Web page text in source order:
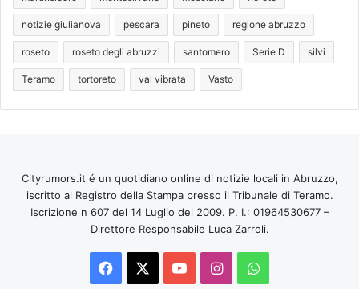
notizie giulianova pescara pineto regione abruzzo
roseto roseto degli abruzzi santomero Serie D silvi
Teramo tortoreto val vibrata Vasto
Cityrumors.it é un quotidiano online di notizie locali in Abruzzo,
iscritto al Registro della Stampa presso il Tribunale di Teramo.
Iscrizione n 607 del 14 Luglio del 2009. P. I.: 01964530677 –
Direttore Responsabile Luca Zarroli.
Facebook You InstagramWhatsApp